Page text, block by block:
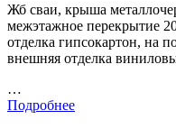
Жб сваи, крыша
межэтажное перекрытие
отделка гипсокартон, на
внешняя отделка
…
Подробнее